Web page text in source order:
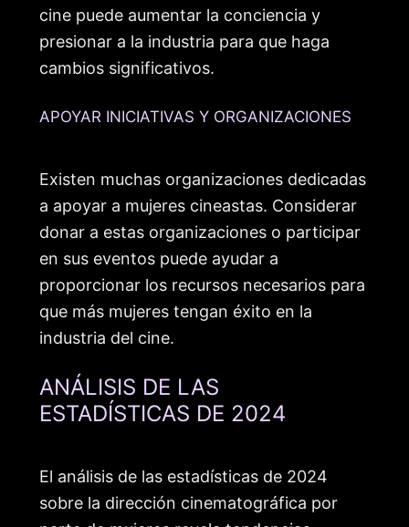
cine puede aumentar la conciencia y
presionar a la industria para que haga
cambios significativos.
APOYAR INICIATIVAS Y ORGANIZACIONES
Existen muchas organizaciones dedicadas
a apoyar a mujeres cineastas. Considerar
donar a estas organizaciones o participar
en sus eventos puede ayudar a
proporcionar los recursos necesarios para
que más mujeres tengan éxito en la
industria del cine.
ANÁLISIS DE LAS
ESTADÍSTICAS DE 2024
El análisis de las estadísticas de 2024
sobre la dirección cinematográfica por